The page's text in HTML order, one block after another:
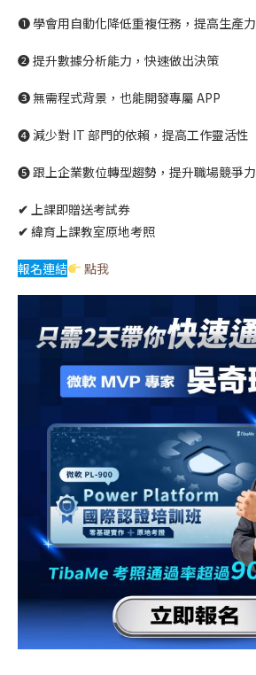
➊ 學會用自動化降低重複任務，提高生產力
➋ 提升數據分析能力，快速做出決策
➌ 無需程式背景，也能開發專屬 APP
➍ 減少對 IT 部門的依賴，提高工作靈活性
➎ 跟上企業數位轉型趨勢，提升職場競爭力
✔ 上課即贈送考試券
✔ 緯育上課教室原地考照
報名連結 點我